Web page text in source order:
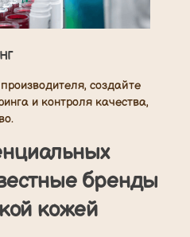
создайте
и контроля качества,
бренды
кожей